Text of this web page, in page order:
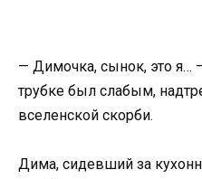
— Димочка, сынок, это я…
трубке был слабым,
вселенской скорби.
Дима, сидевший за